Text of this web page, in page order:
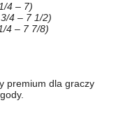
4 – 7)
4 – 7 1/2)
4 – 7 7/8)
premium dla graczy